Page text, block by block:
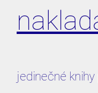
jedinečné